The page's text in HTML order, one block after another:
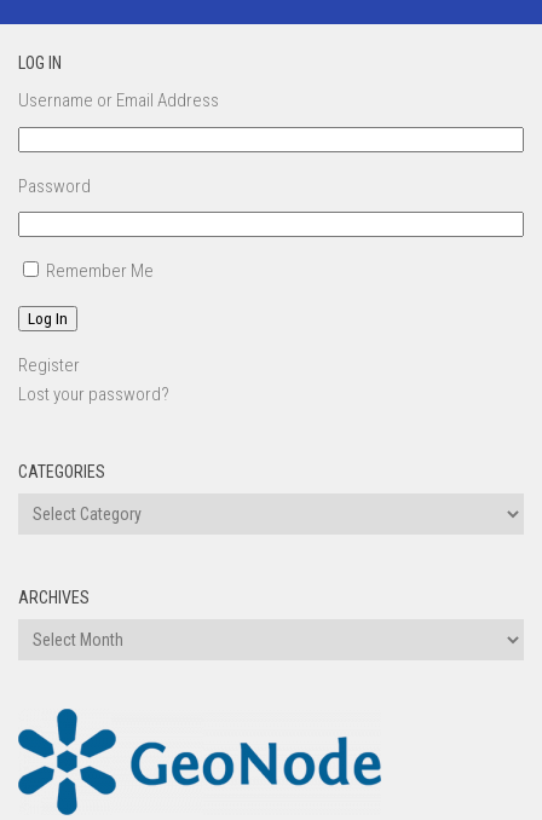
LOG IN
Username or Email Address
Password
Remember Me
Log In
Register
Lost your password?
CATEGORIES
ARCHIVES